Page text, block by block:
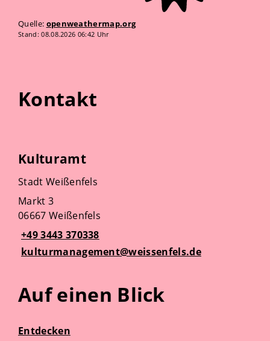
Quelle: openweathermap.org
Stand: 08.08.2026 06:42 Uhr
Kontakt
Kulturamt
Stadt Weißenfels
Markt 3
06667 Weißenfels
+49 3443 370338
kulturmanagement@weissenfels.de
Auf einen Blick
Entdecken